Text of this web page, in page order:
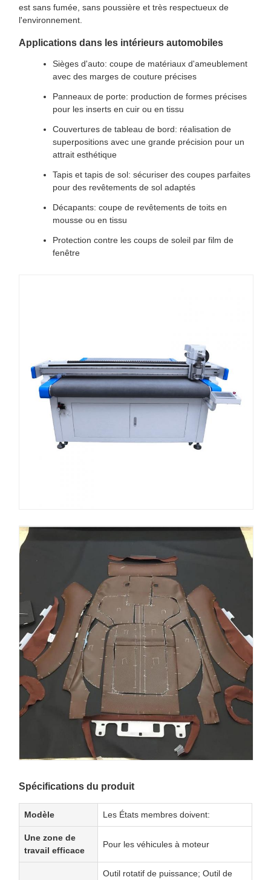
est sans fumée, sans poussière et très respectueux de
l'environnement.
Applications dans les intérieurs automobiles
Sièges d'auto: coupe de matériaux d'ameublement
avec des marges de couture précises
Panneaux de porte: production de formes précises
pour les inserts en cuir ou en tissu
Couvertures de tableau de bord: réalisation de
superpositions avec une grande précision pour un
attrait esthétique
Tapis et tapis de sol: sécuriser des coupes parfaites
pour des revêtements de sol adaptés
Décapants: coupe de revêtements de toits en
mousse ou en tissu
Protection contre les coups de soleil par film de
fenêtre
Spécifications du produit
Modèle Les États membres doivent:
Une zone de
travail efficace
Pour les véhicules à moteur
Outil rotatif de puissance; Outil de